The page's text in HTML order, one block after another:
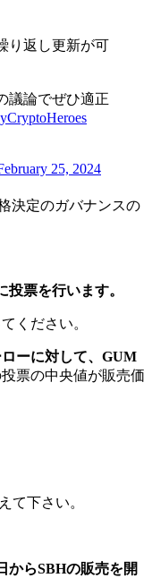
り返し更新が可
議論でぜひ適正
25, 2024
決定のガバナンスの
投票を行います。
ください。
ーに対して、GUM
票の中央値が販売価
て下さい。
からSBHの販売を開